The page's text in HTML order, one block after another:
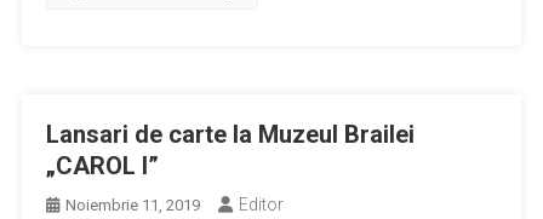
Lansari de carte la Muzeul Brailei
„CAROL I”
Noiembrie 11, 2019 Editor